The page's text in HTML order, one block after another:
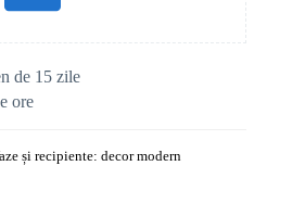
de 15 zile
ore
și recipiente: decor modern